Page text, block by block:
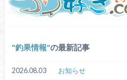
釣果情報 の最新記事
2026.08.03 お知らせ